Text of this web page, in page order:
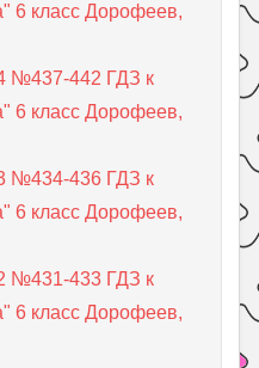
6 класс Дорофеев,
№437-442 ГДЗ к
6 класс Дорофеев,
№434-436 ГДЗ к
6 класс Дорофеев,
№431-433 ГДЗ к
6 класс Дорофеев,